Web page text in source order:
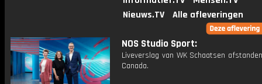
Nieuws.TV
Alle afleveringen
NOS Studio Sport:
Liveverslag van WK Schaatsen
Canada.